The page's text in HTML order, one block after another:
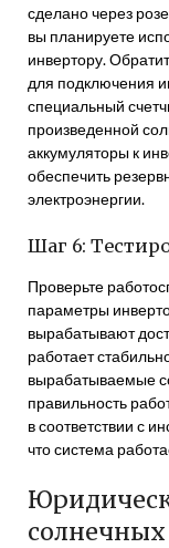
сделано через
вы планируете
инвертору.
для подключения
специальный
произведенной
аккумуляторы к
обеспечить
электроэнергии.
Шаг 6:
Проверьте
параметры
вырабатывают
работает
вырабатываемые
правильность
в соответствии с
что система
солнечных